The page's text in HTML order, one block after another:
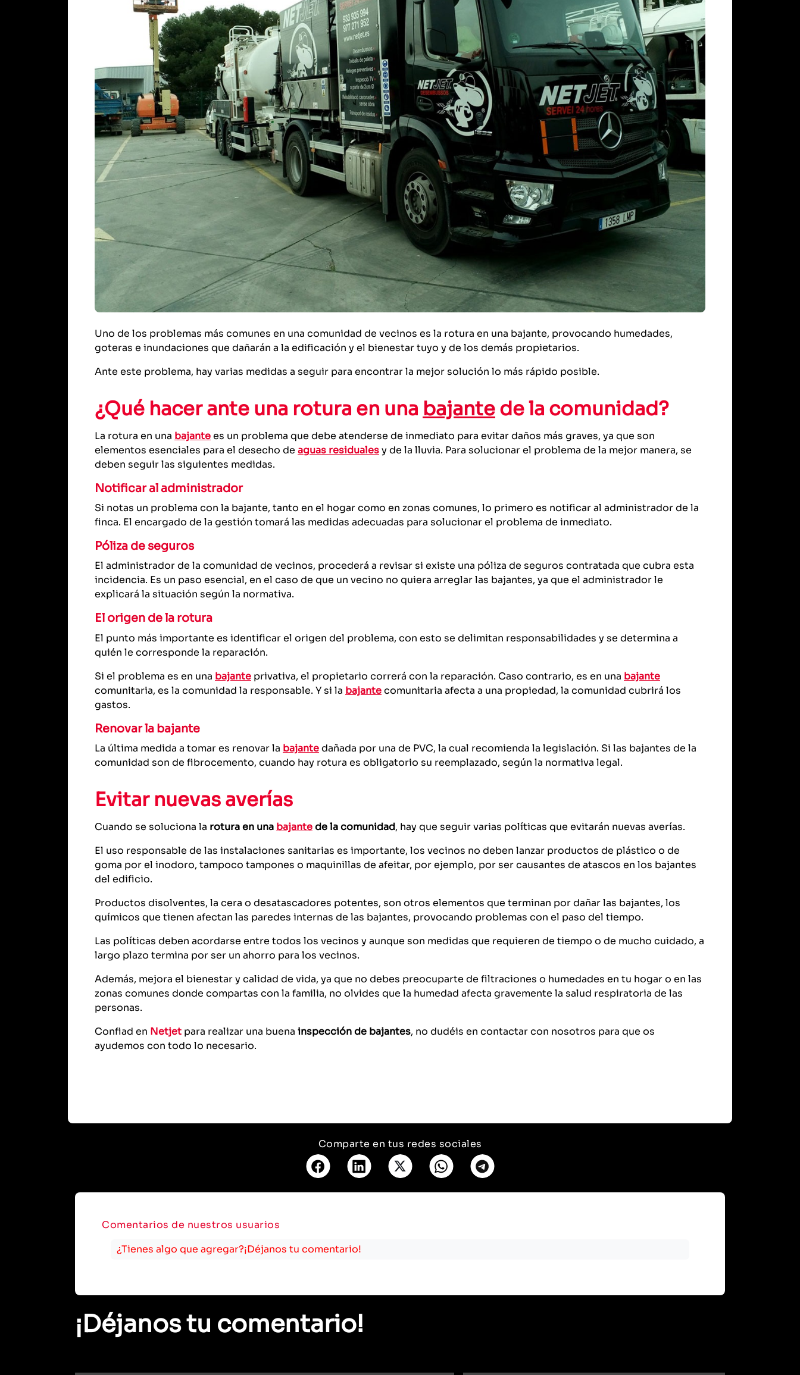
Uno de los problemas más comunes en una comunidad de vecinos es la rotura en una bajante, provocando humedades,
goteras e inundaciones que dañarán a la edificación y el bienestar tuyo y de los demás propietarios.
Ante este problema, hay varias medidas a seguir para encontrar la mejor solución lo más rápido posible.
¿Qué hacer ante una rotura en una bajante de la comunidad?
La rotura en una bajantees un problema que debe atenderse de inmediato para evitar daños más graves, ya que son
elementos esenciales para el desecho de aguas residualesy de la lluvia. Para solucionar el problema de la mejor manera, se
deben seguir las siguientes medidas.
Notificar al administrador
Si notas un problema con la bajante, tanto en el hogar como en zonas comunes, lo primero es notificar al administrador de la
finca. El encargado de la gestión tomará las medidas adecuadas para solucionar el problema de inmediato.
Póliza de seguros
El administrador de la comunidad de vecinos, procederá a revisar si existe una póliza de seguros contratada que cubra esta
incidencia. Es un paso esencial, en el caso de que un vecino no quiera arreglar las bajantes, ya que el administrador le
explicará la situación según la normativa.
El origen de la rotura
El punto más importante es identificar el origen del problema, con esto se delimitan responsabilidades y se determina a
quién le corresponde la reparación.
Si el problema es en una bajante privativa, el propietario correrá con la reparación. Caso contrario, es en una bajante
comunitaria, es la comunidad la responsable. Y si la bajantecomunitaria afecta a una propiedad, la comunidad cubrirá los
gastos.
Renovar la bajante
La última medida a tomar es renovar la bajantedañada por una de PVC, la cual recomienda la legislación. Si las bajantes de la
comunidad son de fibrocemento, cuando hay rotura es obligatorio su reemplazado, según la normativa legal.
Evitar nuevas averías
Cuando se soluciona la rotura en una bajantede la comunidad, hay que seguir varias políticas que evitarán nuevas averías.
El uso responsable de las instalaciones sanitarias es importante, los vecinos no deben lanzar productos de plástico o de
goma por el inodoro, tampoco tampones o maquinillas de afeitar, por ejemplo, por ser causantes de atascos en los bajantes
del edificio.
Productos disolventes, la cera o desatascadores potentes, son otros elementos que terminan por dañar las bajantes, los
químicos que tienen afectan las paredes internas de las bajantes, provocando problemas con el paso del tiempo.
Las políticas deben acordarse entre todos los vecinos y aunque son medidas que requieren de tiempo o de mucho cuidado, a
largo plazo termina por ser un ahorro para los vecinos.
Además, mejora el bienestar y calidad de vida, ya que no debes preocuparte de filtraciones o humedades en tu hogar o en las
zonas comunes donde compartas con la familia, no olvides que la humedad afecta gravemente la salud respiratoria de las
personas.
Confiad en Netjet para realizar una buena inspección de bajantes, no dudéis en contactar con nosotros para que os
ayudemos con todo lo necesario.
Comparte en tus redes sociales
Comentarios de nuestros usuarios
¿Tienes algo que agregar?¡Déjanos tu comentario!
¡Déjanos tu comentario!